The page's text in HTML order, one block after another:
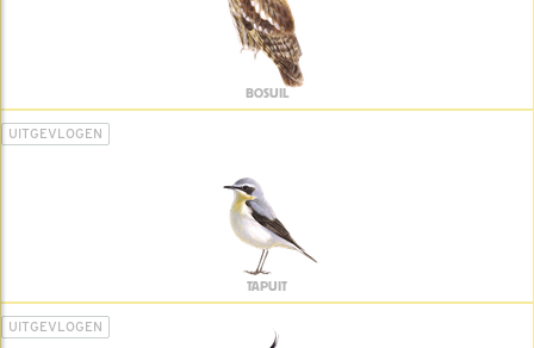
BOSUIL
UITGEVLOGEN
TAPUIT
UITGEVLOGEN